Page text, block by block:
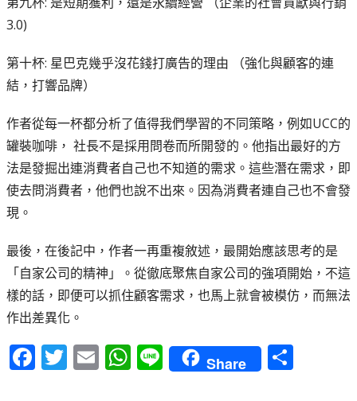
3.0)
第十杯: 星巴克幾乎沒花錢打廣告的理由 （強化與顧客的連
結，打響品牌）
作者從每一杯都分析了值得我們學習的不同策略，例如UCC的
罐裝咖啡， 社長不是採用問卷而所開發的。他指出最好的方
法是發掘出連消費者自己也不知道的需求。這些潛在需求，即
使去問消費者，他們也說不出來。因為消費者連自己也不會發
現。
最後，在後記中，作者一再重複敘述，最開始應該思考的是
「自家公司的精神」。從徹底聚焦自家公司的強項開始，不這
樣的話，即便可以抓住顧客需求，也馬上就會被模仿，而無法
作出差異化。
F T E W Li
n
Share